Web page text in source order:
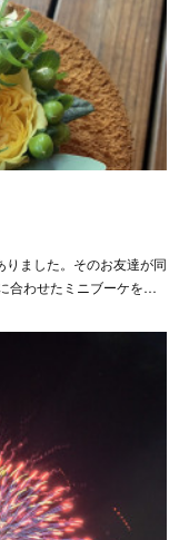
ました。そのお友達が同
合わせたミニブーケを…